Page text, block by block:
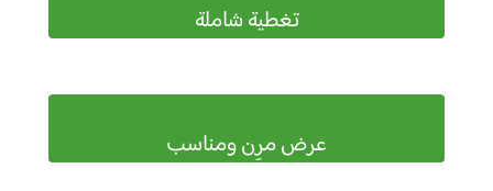
تغطية شاملة
عرض مرِن ومناسب